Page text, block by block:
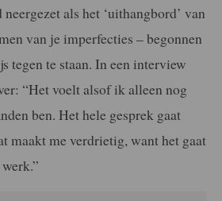
als het ‘uithangbord’ van
van je imperfecties – begonnen
tegen te staan. In een interview
“Het voelt alsof ik alleen nog
ben. Het hele gesprek gaat
maakt me verdrietig, want het gaat